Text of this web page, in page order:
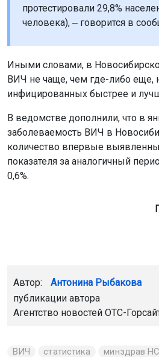
протестировали 29,8%
человека), ‒ говорится в
Иными словами, в
ВИЧ не чаще, чем где-либо еще,
инфицированных быстрее и
В ведомстве дополнили, что в
заболеваемость ВИЧ в
количество впервые
показателя за аналогичный
0,6%.
Автор: Антонина Рыбакова
публикации автора
Агентство новостей ОТС-
ВИЧ статистика минздрав